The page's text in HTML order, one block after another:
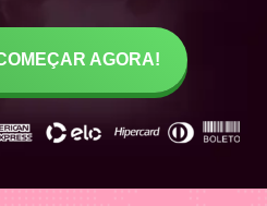
AGORA!